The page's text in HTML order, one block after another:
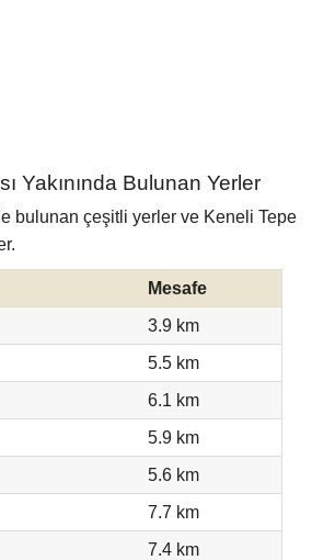
Yakınında Bulunan Yerler
bulunan çeşitli yerler ve Keneli Tepe
Mesafe
3.9 km
5.5 km
6.1 km
5.9 km
5.6 km
7.7 km
7.4 km